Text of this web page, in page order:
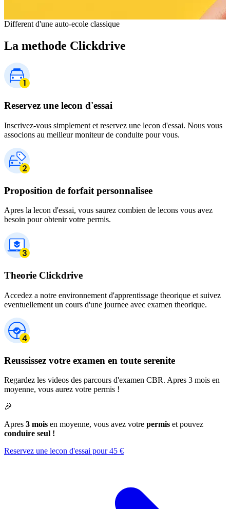
Different d'une auto-ecole classique
La methode Clickdrive
Reservez une lecon d'essai
Inscrivez-vous simplement et reservez une lecon d'essai. Nous vous
associons au meilleur moniteur de conduite pour vous.
Proposition de forfait personnalisee
Apres la lecon d'essai, vous saurez combien de lecons vous avez
besoin pour obtenir votre permis.
Theorie Clickdrive
Accedez a notre environnement d'apprentissage theorique et suivez
eventuellement un cours d'une journee avec examen theorique.
Reussissez votre examen en toute serenite
Regardez les videos des parcours d'examen CBR. Apres 3 mois en
moyenne, vous aurez votre permis !
🎉
Apres 3 mois en moyenne, vous avez votre permis et pouvez
conduire seul !
Reservez une lecon d'essai pour 45 €